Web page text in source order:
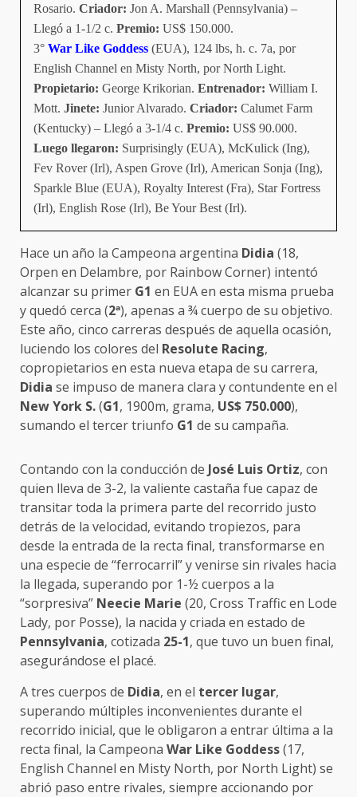
Rosario. Criador: Jon A. Marshall (Pennsylvania) –
Llegó a 1-1/2 c. Premio: US$ 150.000.
3° War Like Goddess (EUA), 124 lbs, h. c. 7a, por
English Channel en Misty North, por North Light.
Propietario: George Krikorian. Entrenador: William I.
Mott. Jinete: Junior Alvarado. Criador: Calumet Farm
(Kentucky) – Llegó a 3-1/4 c. Premio: US$ 90.000.
Luego llegaron: Surprisingly (EUA), McKulick (Ing),
Fev Rover (Irl), Aspen Grove (Irl), American Sonja (Ing),
Sparkle Blue (EUA), Royalty Interest (Fra), Star Fortress
(Irl), English Rose (Irl), Be Your Best (Irl).
Hace un año la Campeona argentina Didia (18,
Orpen en Delambre, por Rainbow Corner) intentó
alcanzar su primer G1 en EUA en esta misma prueba
y quedó cerca (2ª), apenas a ¾ cuerpo de su objetivo.
Este año, cinco carreras después de aquella ocasión,
luciendo los colores del Resolute Racing,
copropietarios en esta nueva etapa de su carrera,
Didia se impuso de manera clara y contundente en el
New York S.(G1, 1900m, grama, US$ 750.000),
sumando el tercer triunfo G1 de su campaña.
Contando con la conducción de José Luis Ortiz, con
quien lleva de 3-2, la valiente castaña fue capaz de
transitar toda la primera parte del recorrido justo
detrás de la velocidad, evitando tropiezos, para
desde la entrada de la recta final, transformarse en
una especie de “ferrocarril” y venirse sin rivales hacia
la llegada, superando por 1-½ cuerpos a la
“sorpresiva” Neecie Marie (20, Cross Traffic en Lode
Lady, por Posse), la nacida y criada en estado de
Pennsylvania, cotizada 25-1, que tuvo un buen final,
asegurándose el placé.
A tres cuerpos de Didia, en el tercer lugar,
superando múltiples inconvenientes durante el
recorrido inicial, que le obligaron a entrar última a la
recta final, la Campeona War Like Goddess(17,
English Channel en Misty North, por North Light) se
abrió paso entre rivales, siempre accionando por